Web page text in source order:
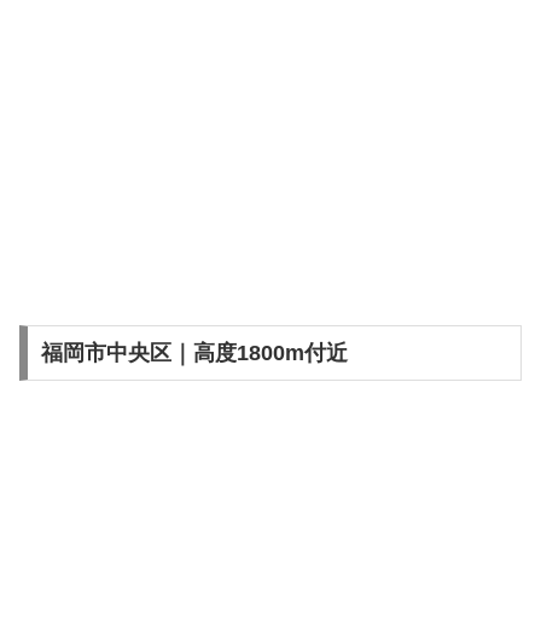
福岡市中央区｜高度1800m付近